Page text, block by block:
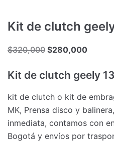
Kit de clutch
$320,000 $280,000
Kit de clutch geely
kit de clutch o kit de
MK, Prensa disco y
inmediata, contamos con
Bogotá y envíos por